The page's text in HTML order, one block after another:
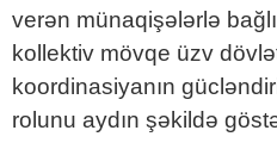
verən münaqişələrlə
kollektiv mövqe üzv
koordinasiyanın
rolunu aydın şəkildə